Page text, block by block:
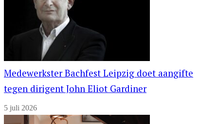
Medewerkster Bachfest Leipzig doet aangifte
tegen dirigent John Eliot Gardiner
5 juli 2026